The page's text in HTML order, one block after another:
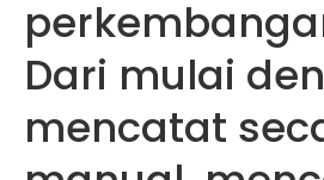
Dari mulai
mencatat